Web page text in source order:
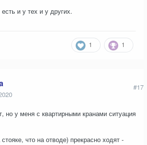
и у тех и у других.
1 1
#17
но у меня с квартирными кранами ситуация
что на отводе) прекрасно ходят -